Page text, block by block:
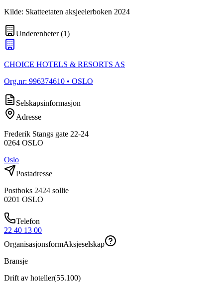
Kilde: Skatteetaten aksjeeierboken 2024
Underenheter(1)
CHOICE HOTELS & RESORTS AS
Org.nr: 996374610 • OSLO
Selskapsinformasjon
Adresse
Frederik Stangs gate 22-24
0264 OSLO
Oslo
Postadresse
Postboks 2424 sollie
0201 OSLO
Telefon
22 40 13 00
OrganisasjonsformAksjeselskap
Bransje
Drift av hoteller(55.100)